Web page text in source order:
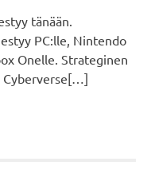
tänään.
PC:lle, Nintendo
Onelle. Strateginen
Cyberverse[…]